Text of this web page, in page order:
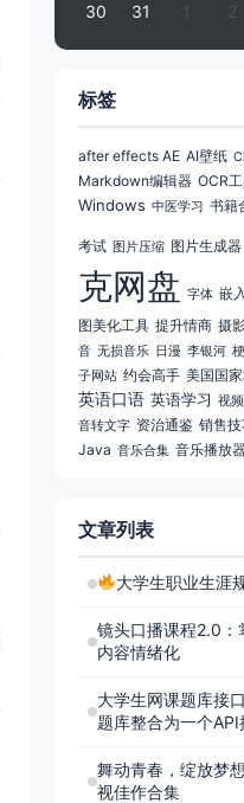
30 31 1 2
标签
after effects AE AI壁纸
Markdown编辑器 OCR
Windows 中医学习 书籍
考试 图片压缩 图片生成器
克网盘 字体 嵌
图美化工具 提升情商 摄
音 无损音乐 日漫 李银河
子网站 约会高手 美国国
英语口语 英语学习 视
音转文字 资治通鉴 销售
Java 音乐合集 音乐播放
文章列表
大学生职业生涯
镜头口播课程2.0：
内容情绪化
大学生网课题库接
题库整合为一个
舞动青春，绽放梦
视佳作合集